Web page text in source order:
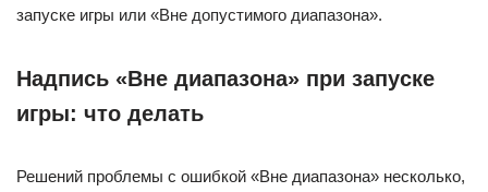
запуске игры или «Вне допустимого диапазона».
Надпись «Вне диапазона» при запуске
игры: что делать
Решений проблемы с ошибкой «Вне диапазона» несколько,